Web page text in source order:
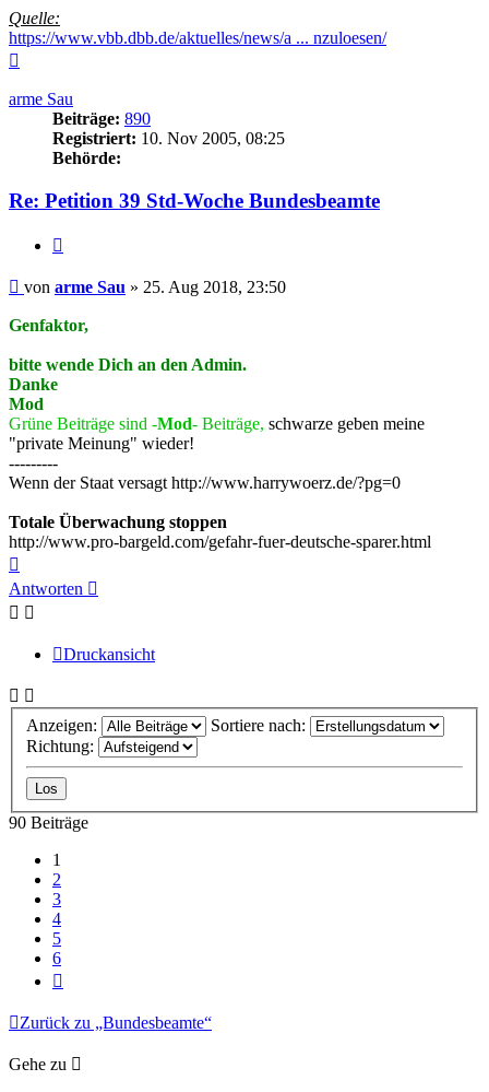
Quelle:
https://www.vbb.dbb.de/aktuelles/news/a ... nzuloesen/
arme Sau
Beiträge: 890
Registriert: 10. Nov 2005, 08:25
Behörde:
Re: Petition 39 Std-Woche Bundesbeamte
Beitrag
von arme Sau » 25. Aug 2018, 23:50
Genfaktor,
bitte wende Dich an den Admin.
Danke
Mod
Grüne Beiträge sind -Mod- Beiträge, schwarze geben meine
"private Meinung" wieder!
---------
Wenn der Staat versagt http://www.harrywoerz.de/?pg=0
Totale Überwachung stoppen
http://www.pro-bargeld.com/gefahr-fuer-deutsche-sparer.html
oben
Antworten
Druckansicht
Anzeigen:
Sortiere nach:
Richtung:
90 Beiträge
1
2
3
4
5
6
Zurück zu „Bundesbeamte“
Gehe zu